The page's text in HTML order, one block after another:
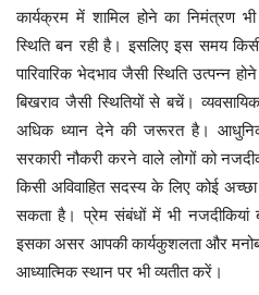
कार्यक्रम में शामिल होने का
स्थिति बन रही है। इसलिए इस समय
पारिवारिक भेदभाव जैसी स्थिति उत्पन्न
बिखराव जैसी स्थितियों से बचें।
अधिक ध्यान देने की जरूरत है। आधुनिक
सरकारी नौकरी करने वाले लोगों को
किसी अविवाहित सदस्य के लिए कोई अच्छा
सकता है। प्रेम संबंधों में भी नजदीकियां
इसका असर आपकी कार्यकुशलता और
आध्यात्मिक स्थान पर भी व्यतीत करें।